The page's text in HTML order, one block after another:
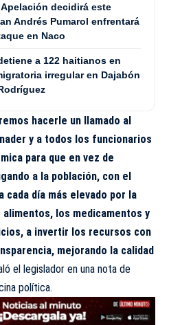
decidirá este
Andrés Pumarol enfrentará
en Naco
a 122 haitianos en
irregular en Dajabón
hacerle un llamado al
y a todos los funcionarios
para que en vez de
a la población, con el
cada día más elevado por la
los medicamentos y
a invertir los recursos con
mejorando la calidad
el legislador en una nota de
política.